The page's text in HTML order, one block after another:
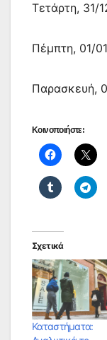
Τετάρτη, 31/
Πέμπτη, 01/
Παρασκευή,
Κοινοποιήστε:
Σχετικά
Καταστήματα: